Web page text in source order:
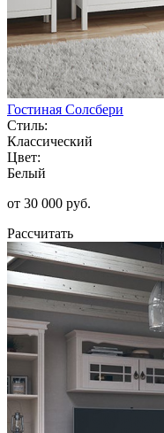
Гостиная Солсбери
Стиль:
Классический
Цвет:
Белый
от 30 000 руб.
Рассчитать